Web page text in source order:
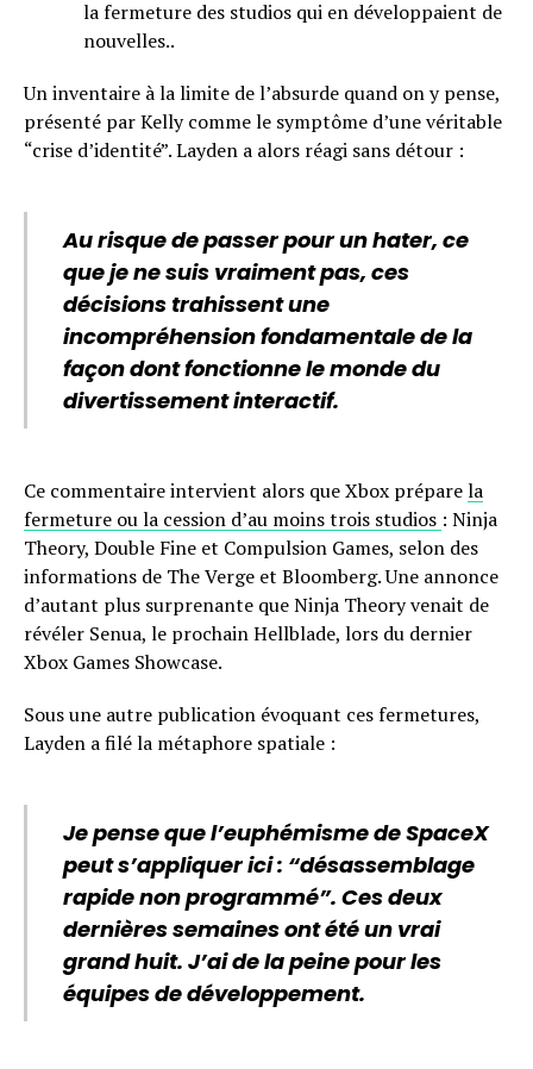
la fermeture des studios qui en développaient de
nouvelles..
Un inventaire à la limite de l’absurde quand on y pense,
présenté par Kelly comme le symptôme d’une véritable
“crise d’identité”. Layden a alors réagi sans détour :
Au risque de passer pour un hater, ce
que je ne suis vraiment pas, ces
décisions trahissent une
incompréhension fondamentale de la
façon dont fonctionne le monde du
divertissement interactif.
Ce commentaire intervient alors que Xbox préparela
fermeture ou la cession d’au moins trois studios : Ninja
Theory, Double Fine et Compulsion Games, selon des
informations de The Verge et Bloomberg. Une annonce
d’autant plus surprenante que Ninja Theory venait de
révéler Senua, le prochain Hellblade, lors du dernier
Xbox Games Showcase.
Sous une autre publication évoquant ces fermetures,
Layden a filé la métaphore spatiale :
Je pense que l’euphémisme de SpaceX
peut s’appliquer ici : “désassemblage
rapide non programmé”. Ces deux
dernières semaines ont été un vrai
grand huit. J’ai de la peine pour les
équipes de développement.